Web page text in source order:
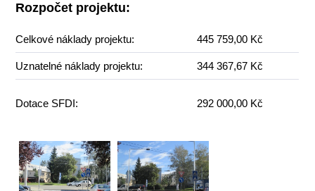
Rozpočet projektu:
Celkové náklady projektu: 445 759,00 Kč
Uznatelné náklady projektu: 344 367,67 Kč
Dotace SFDI: 292 000,00 Kč